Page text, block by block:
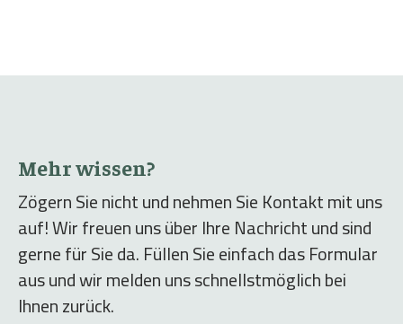
Mehr wissen?
Zögern Sie nicht und nehmen Sie Kontakt mit uns
auf! Wir freuen uns über Ihre Nachricht und sind
gerne für Sie da. Füllen Sie einfach das Formular
aus und wir melden uns schnellstmöglich bei
Ihnen zurück.